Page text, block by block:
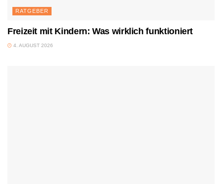
RATGEBER
Freizeit mit Kindern: Was wirklich funktioniert
4. AUGUST 2026